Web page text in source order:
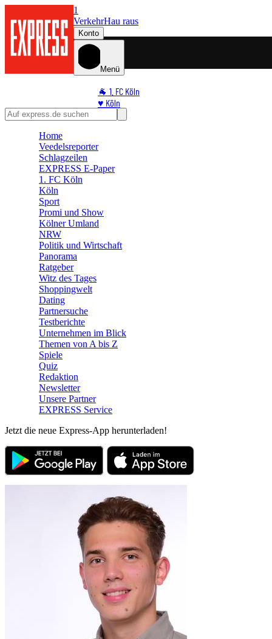
1
VerkehrHau raus
Konto
Menü
🐐 1. FC Köln
♥️ Köln
🛒 Shoppingwelt
Home
Veedelsreporter
Schlagzeilen
EXPRESS E-Paper
1. FC Köln
Köln
Sport
Promi und Show
Kölner Umland
NRW
Politik und Wirtschaft
Panorama
Ratgeber
Witz des Tages
Shoppingwelt
Dating
Partnersuche
Testberichte
Unternehmen im Blick
Themen von A bis Z
Spiele
Quiz
Redaktion
Newsletter
Unsere Partner
EXPRESS Service
Jetzt die neue Express-App herunterladen!